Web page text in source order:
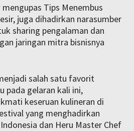
Tips Menembus
juga dihadirkan narasumber
sharing pengalaman dan
jaringan mitra bisnisnya
salah satu favorit
pada gelaran kali ini,
keseruan kulineran di
yang menghadirkan
dan Heru Master Chef